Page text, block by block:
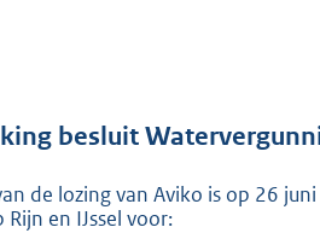
besluit
de lozing van Aviko is op 26
Rijn en IJssel voor: